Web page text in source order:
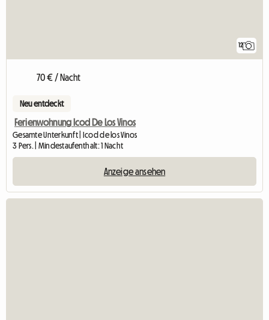
12
70 € / Nacht
Neu entdeckt
Ferienwohnung Icod De Los Vinos
Gesamte Unterkunft | Icod de los Vinos
3 Pers. | Mindestaufenthalt: 1 Nacht
Anzeige ansehen